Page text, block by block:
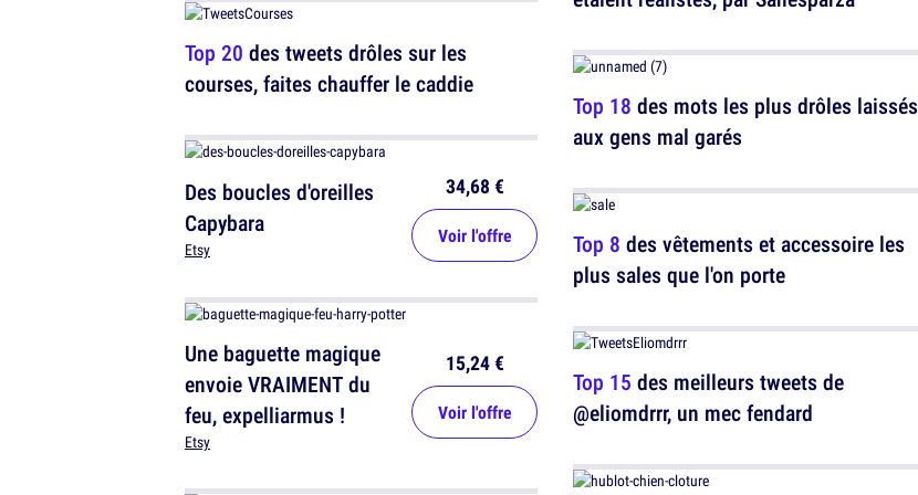
Top 20 des tweets drôles sur les
courses, faites chauffer le caddie
Des boucles d'oreilles
Capybara
Etsy
34,68 €
Voir l'offre
Une baguette magique
envoie VRAIMENT du
feu, expelliarmus !
Etsy
15,24 €
Voir l'offre
Top 18 des mots les plus drôles laissés
aux gens mal garés
Top 8 des vêtements et accessoire les
plus sales que l'on porte
Top 15 des meilleurs tweets de
@eliomdrrr, un mec fendard